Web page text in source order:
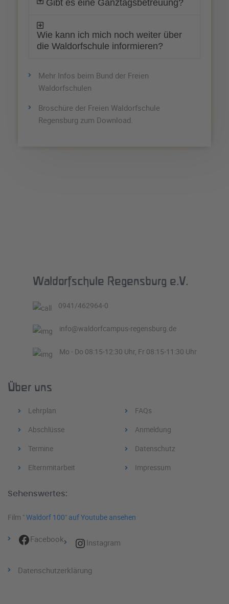
Gibt es eine Ganztagsbetreuung?
Wie kann ich mich noch weiter über
die Waldorfschule informieren?
Mehr Infos beim Bund der Freien
Waldorfschulen
Broschüre der Freien Waldorfschule
Regensburg zum Download.
Waldorfschule Regensburg e.V.
0941/462964-0
info@waldorfcampus-regensburg.de
Mo - Do 08:15-12:30 Uhr, Fr 08:15-11:30 Uhr
Über uns
Lehrplan
FAQs
Abschlüsse
Anmeldung
Termine
Datenschutz
Elternmitarbeit
Impressum
Sehenswertes:
Film "Waldorf 100" auf Youtube ansehen
Facebook Instagram
Datenschutzerklärung